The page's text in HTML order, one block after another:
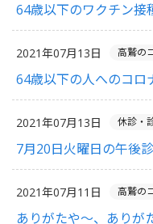
64歳以下のワクチン接
2021年07月13日 高鷲の
64歳以下の人へのコロ
2021年07月13日 休診・
7月20日火曜日の午後
2021年07月11日 高鷲の
ありがたや〜、ありが